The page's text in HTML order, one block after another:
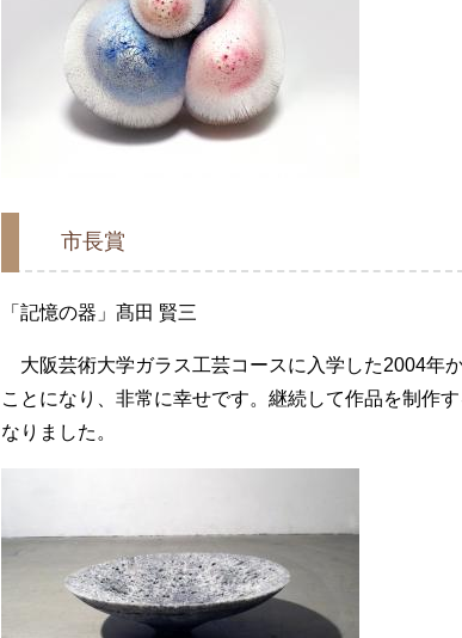
市長賞
「記憶の器」髙田 賢三
大阪芸術大学ガラス工芸コースに入学した2004年
ことになり、非常に幸せです。継続して作品を制作
なりました。